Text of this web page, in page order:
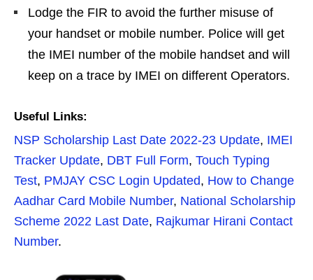
Lodge the FIR to avoid the further misuse of
your handset or mobile number. Police will get
the IMEI number of the mobile handset and will
keep on a trace by IMEI on different Operators.
Useful Links:
NSP Scholarship Last Date 2022-23 Update, IMEI
Tracker Update, DBT Full Form, Touch Typing
Test, PMJAY CSC Login Updated, How to Change
Aadhar Card Mobile Number, National Scholarship
Scheme 2022 Last Date, Rajkumar Hirani Contact
Number.